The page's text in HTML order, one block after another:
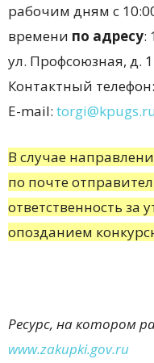
рабочим дням с
времени по адресу:
ул. Профсоюзная, д.
Контактный
E-mail: torgi@kpugs.ru
В случае
по почте
ответственность за
опозданием
Ресурс, на котором
www.zakupki.gov.ru